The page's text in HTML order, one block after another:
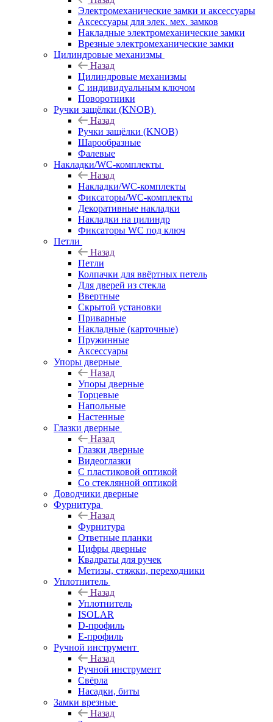
Электромеханические замки и аксессуары
Аксессуары для элек. мех. замков
Накладные электромеханические замки
Врезные электромеханические замки
Цилиндровые механизмы
Назад
Цилиндровые механизмы
С индивидуальным ключом
Поворотники
Ручки защёлки (KNOB)
Назад
Ручки защёлки (KNOB)
Шарообразные
Фалевые
Накладки/WC-комплекты
Назад
Накладки/WC-комплекты
Фиксаторы/WC-комплекты
Декоративные накладки
Накладки на цилиндр
Фиксаторы WC под ключ
Петли
Назад
Петли
Колпачки для ввёртных петель
Для дверей из стекла
Ввертные
Скрытой установки
Приварные
Накладные (карточные)
Пружинные
Аксессуары
Упоры дверные
Назад
Упоры дверные
Торцевые
Напольные
Настенные
Глазки дверные
Назад
Глазки дверные
Видеоглазки
С пластиковой оптикой
Со стеклянной оптикой
Доводчики дверные
Фурнитура
Назад
Фурнитура
Ответные планки
Цифры дверные
Квадраты для ручек
Метизы, стяжки, переходники
Уплотнитель
Назад
Уплотнитель
ISOLAR
D-профиль
Е-профиль
Ручной инструмент
Назад
Ручной инструмент
Свёрла
Насадки, биты
Замки врезные
Назад